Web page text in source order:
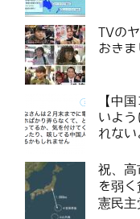
TVの
おきま
【中
いよ
れない
祝、高
を弱
憲民主